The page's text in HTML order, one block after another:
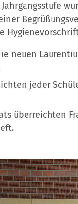
neuen
jeder
überreichten